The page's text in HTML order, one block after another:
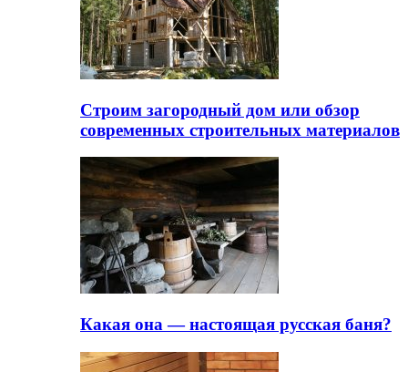
Строим загородный дом или обзор
современных строительных материалов
Какая она — настоящая русская баня?